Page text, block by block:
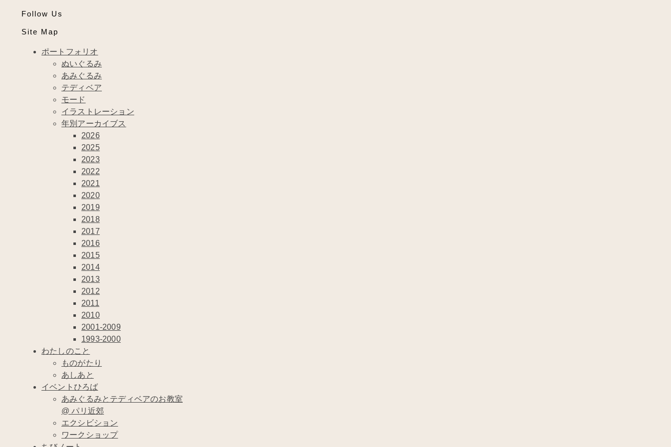
Follow Us
Site Map
ポートフォリオ
ぬいぐるみ
あみぐるみ
テディベア
モード
イラストレーション
年別アーカイブス
2026
2025
2023
2022
2021
2020
2019
2018
2017
2016
2015
2014
2013
2012
2011
2010
2001-2009
1993-2000
わたしのこと
ものがたり
あしあと
イベントひろば
あみぐるみとテディベアのお教室
@ パリ近郊
エクシビション
ワークショップ